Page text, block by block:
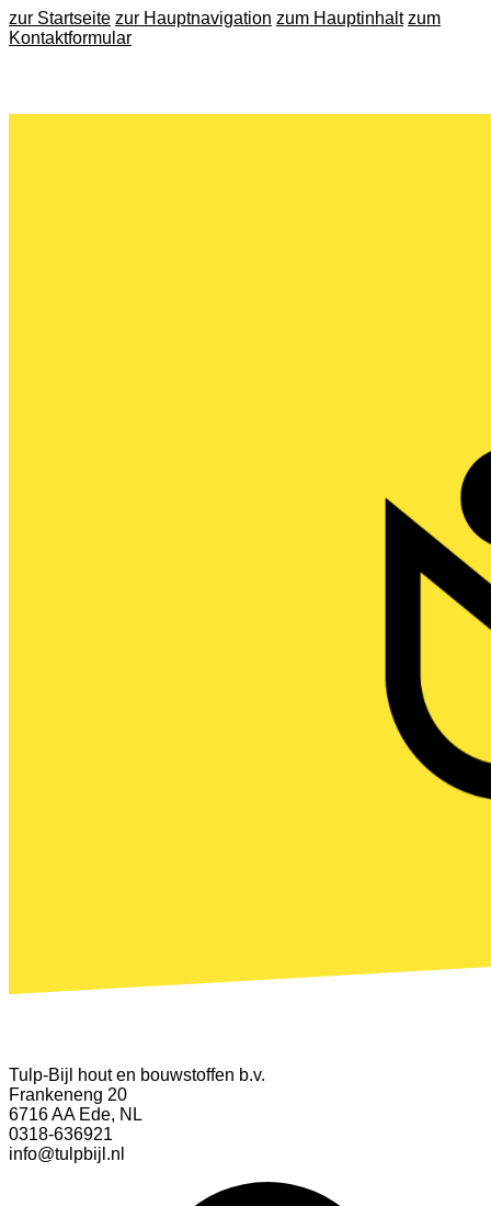
zur Startseite zur Hauptnavigation zum Hauptinhalt zum
Kontaktformular
Tulp-Bijl hout en bouwstoffen b.v.
Frankeneng 20
6716 AA Ede, NL
0318-636921
info@tulpbijl.nl